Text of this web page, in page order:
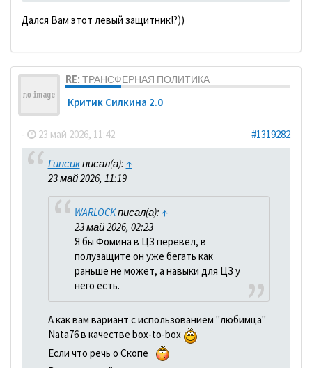
Дался Вам этот левый защитник!?))
RE: ТРАНСФЕРНАЯ ПОЛИТИКА
Критик Силкина 2.0
- 23 май 2026, 11:42 #1319282
Гипсикписал(а): ↑
23 май 2026, 11:19
WARLOCKписал(а): ↑
23 май 2026, 02:23
Я бы Фомина в ЦЗ перевел, в
полузащите он уже бегать как
раньше не может, а навыки для ЦЗ у
него есть.
А как вам вариант с использованием "любимца"
Nata76 в качестве box-to-box
Если что речь о Скопе